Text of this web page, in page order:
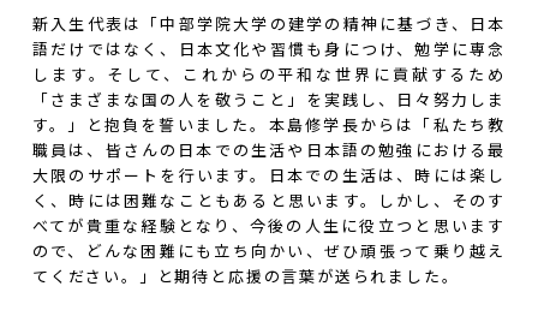
新入生代表は「中部学院大学の建学の精神に基づき、日本
語だけではなく、日本文化や習慣も身につけ、勉学に専念
します。そして、これからの平和な世界に貢献するため
「さまざまな国の人を敬うこと」を実践し、日々努力しま
す。」と抱負を誓いました。本島修学長からは「私たち教
職員は、皆さんの日本での生活や日本語の勉強における最
大限のサポートを行います。日本での生活は、時には楽し
く、時には困難なこともあると思います。しかし、そのす
べてが貴重な経験となり、今後の人生に役立つと思います
ので、どんな困難にも立ち向かい、ぜひ頑張って乗り越え
てください。」と期待と応援の言葉が送られました。